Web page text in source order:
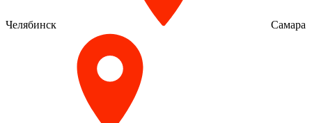
Челябинск Самара